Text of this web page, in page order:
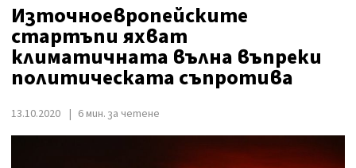
Източноевропейските
стартъпи яхват
климатичната вълна въпреки
политическата съпротива
13.10.2020 6 мин. за четене